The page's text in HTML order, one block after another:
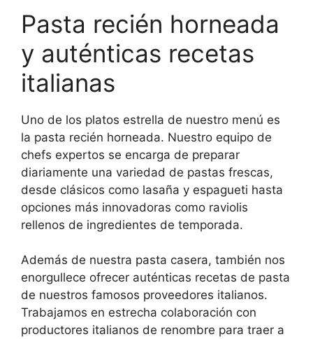
Pasta recién horneada
y auténticas recetas
italianas
Uno de los platos estrella de nuestro menú es
la pasta recién horneada. Nuestro equipo de
chefs expertos se encarga de preparar
diariamente una variedad de pastas frescas,
desde clásicos como lasaña y espagueti hasta
opciones más innovadoras como raviolis
rellenos de ingredientes de temporada.
Además de nuestra pasta casera, también nos
enorgullece ofrecer auténticas recetas de pasta
de nuestros famosos proveedores italianos.
Trabajamos en estrecha colaboración con
productores italianos de renombre para traer a